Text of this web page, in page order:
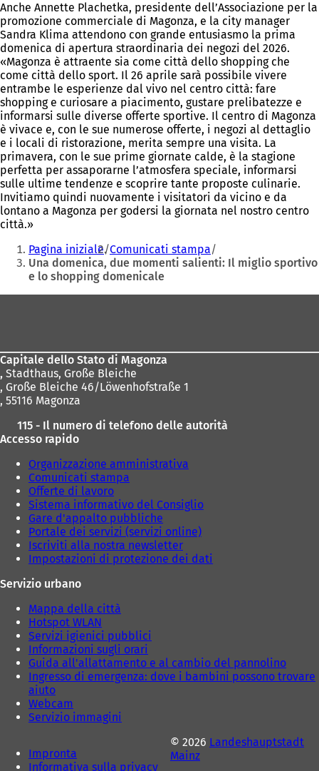
Anche Annette Plachetka, presidente dell’Associazione per la
promozione commerciale di Magonza, e la city manager
Sandra Klima attendono con grande entusiasmo la prima
domenica di apertura straordinaria dei negozi del 2026.
«Magonza è attraente sia come città dello shopping che
come città dello sport. Il 26 aprile sarà possibile vivere
entrambe le esperienze dal vivo nel centro città: fare
shopping e curiosare a piacimento, gustare prelibatezze e
informarsi sulle diverse offerte sportive. Il centro di Magonza
è vivace e, con le sue numerose offerte, i negozi al dettaglio
e i locali di ristorazione, merita sempre una visita. La
primavera, con le sue prime giornate calde, è la stagione
perfetta per assaporarne l’atmosfera speciale, informarsi
sulle ultime tendenze e scoprire tante proposte culinarie.
Invitiamo quindi nuovamente i visitatori da vicino e da
lontano a Magonza per godersi la giornata nel nostro centro
città.»
Siete
qui:
Pagina iniziale Comunicati stampa
Una domenica, due momenti salienti: Il miglio sportivo
e lo shopping domenicale
Capitale dello Stato di Magonza
, Stadthaus, Große Bleiche
, Große Bleiche 46/Löwenhofstraße 1
, 55116 Magonza
115 - Il numero di telefono delle autorità
Accesso rapido
Organizzazione amministrativa
Comunicati stampa
Offerte di lavoro
Sistema informativo del Consiglio
Gare d'appalto pubbliche
Portale dei servizi (servizi online)
Iscriviti alla nostra newsletter
Impostazioni di protezione dei dati
Servizio urbano
Mappa della città
Hotspot WLAN
Servizi igienici pubblici
Informazioni sugli orari
Guida all'allattamento e al cambio del pannolino
Ingresso di emergenza: dove i bambini possono trovare
aiuto
Webcam
Servizio immagini
Impronta
Informativa sulla privacy
© 2026 Landeshauptstadt
Mainz